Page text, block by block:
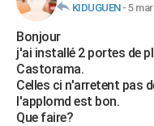
Retraite
Impôts
Epargne
Immobilier
Risques naturels par ville
Banque
Assurance
Crédit
AUTO
Essais
Réserver un essai
Citadines
Berlines
SUV
Forum auto
+HIGH-TECH
Mobiles
Meilleur smartphone
Internet
Ordinateurs
Jeux vidéo
Guide high-tech
+BRICOLAGE
Forum
Aménagement intérieur
Extérieur
Cuisine
Salle de bains
Jardinage
Rangement
WEEK-END
KIDUGUEN- 5
Bonjour
j'ai installé 2 portes de
Castorama.
Celles ci n'arretent pas
l'applomd est bon.
Que faire?